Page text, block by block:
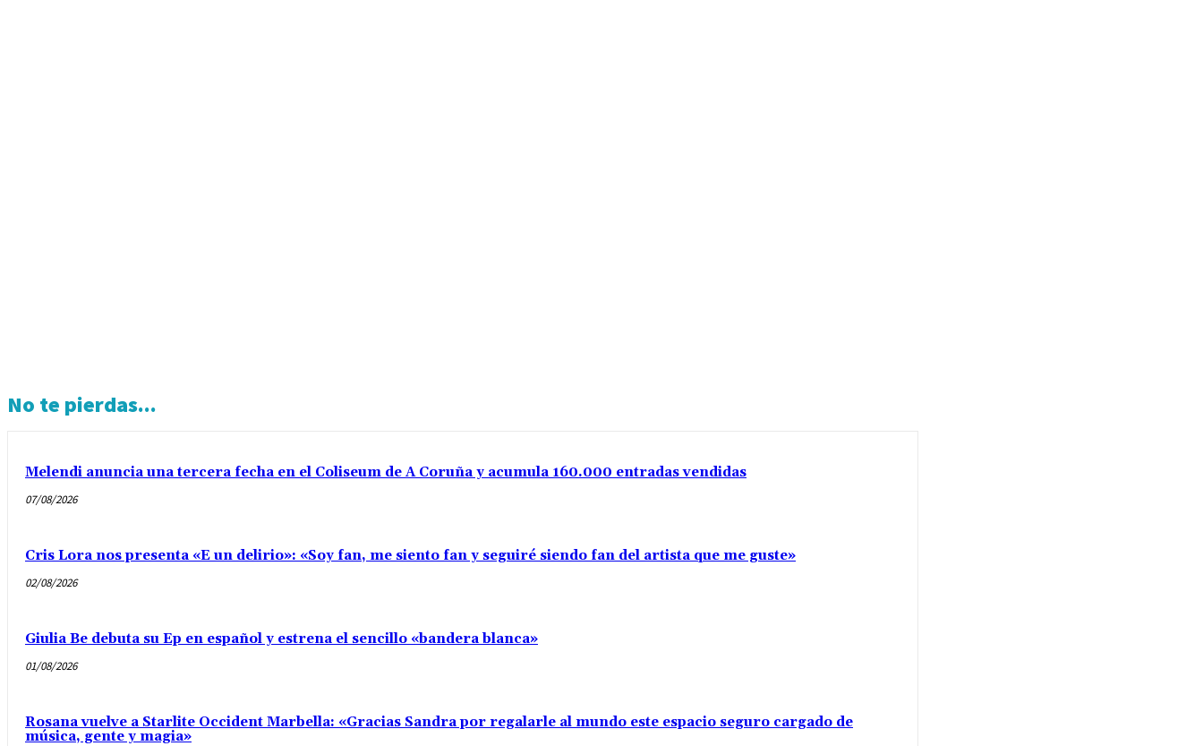
No te pierdas...
Melendi anuncia una tercera fecha en el Coliseum de A Coruña y acumula 160.000 entradas vendidas
07/08/2026
Cris Lora nos presenta «E un delirio»: «Soy fan, me siento fan y seguiré siendo fan del artista que me guste»
02/08/2026
Giulia Be debuta su Ep en español y estrena el sencillo «bandera blanca»
01/08/2026
Rosana vuelve a Starlite Occident Marbella: «Gracias Sandra por regalarle al mundo este espacio seguro cargado de
música, gente y magia»